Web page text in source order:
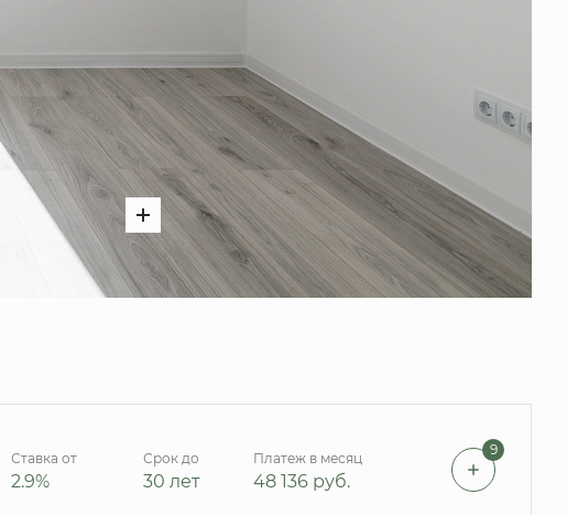
Ставка от
2.9%
Срок до
30 лет
Платеж в месяц
48 136 руб.
9